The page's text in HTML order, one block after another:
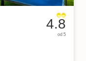
4.8
od 5